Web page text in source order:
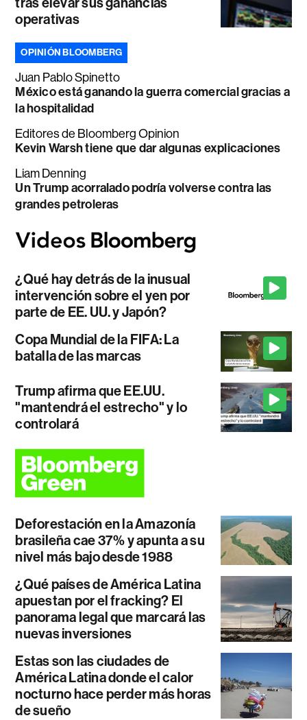
operativas
OPINIÓN BLOOMBERG
Juan Pablo Spinetto
México está ganando la guerra comercial gracias a
la hospitalidad
Editores de Bloomberg Opinion
Kevin Warsh tiene que dar algunas explicaciones
Liam Denning
Un Trump acorralado podría volverse contra las
grandes petroleras
¿Qué hay detrás de la inusual
intervención sobre el yen por
parte de EE. UU. y Japón?
Copa Mundial de la FIFA: La
batalla de las marcas
Trump afirma que EE.UU.
"mantendrá el estrecho" y lo
controlará
Deforestación en la Amazonía
brasileña cae 37% y apunta a su
nivel más bajo desde 1988
¿Qué países de América Latina
apuestan por el fracking? El
panorama legal que marcará las
nuevas inversiones
Estas son las ciudades de
América Latina donde el calor
nocturno hace perder más horas
de sueño